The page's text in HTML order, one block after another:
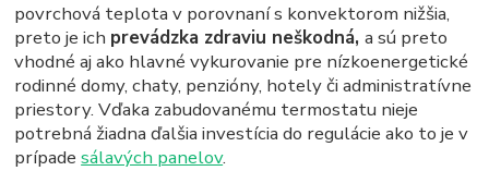
povrchová teplota v porovnaní s konvektorom nižšia,
preto je ich prevádzka zdraviu neškodná,a sú preto
vhodné aj ako hlavné vykurovanie pre nízkoenergetické
rodinné domy, chaty, penzióny, hotely či administratívne
priestory. Vďaka zabudovanému termostatu nieje
potrebná žiadna ďalšia investícia do regulácie ako to je v
prípadesálavých panelov.